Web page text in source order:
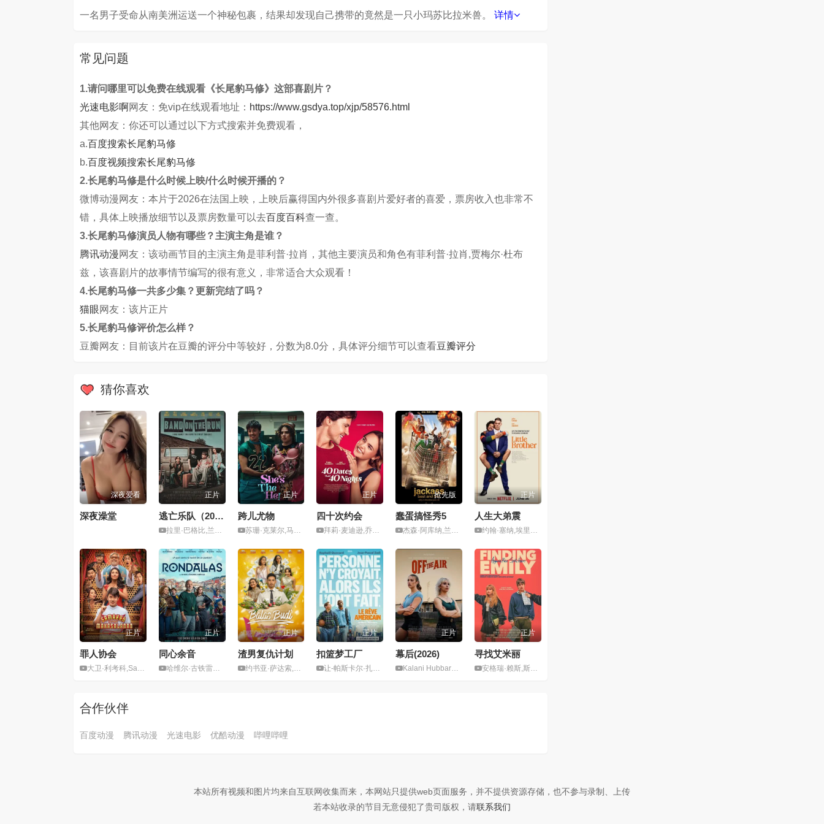
一名男子受命从南美洲运送一个神秘包裹，结果却发现自己携带的竟然是一只小玛苏比拉米兽。 详情
常见问题
1.请问哪里可以免费在线观看《长尾豹马修》这部喜剧片？
光速电影啊网友：免vip在线观看地址： https://www.gsdya.top/xjp/58576.html
其他网友：你还可以通过以下方式搜索并免费观看，
a.百度搜索长尾豹马修
b.百度视频搜索长尾豹马修
2.长尾豹马修是什么时候上映/什么时候开播的？
微博动漫网友：本片于2026在法国上映，上映后赢得国内外很多喜剧片爱好者的喜爱，票房收入也非常不
错，具体上映播放细节以及票房数量可以去百度百科查一查。
3.长尾豹马修演员人物有哪些？主演主角是谁？
腾讯动漫网友：该动画节目的主演主角是菲利普·拉肖，其他主要演员和角色有菲利普·拉肖,贾梅尔·杜布
兹，该喜剧片的故事情节编写的很有意义，非常适合大众观看！
4.长尾豹马修一共多少集？更新完结了吗？
猫眼网友：该片正片
5.长尾豹马修评价怎么样？
豆瓣网友：目前该片在豆瓣的评分中等较好，分数为8.0分，具体评分细节可以查看豆瓣评分
猜你喜欢
深夜爱看
深夜澡堂
正片
逃亡乐队（2026）
拉里·巴格比,兰登·塔维尼尔
正片
跨儿尤物
苏珊·克莱尔,马克·印第里凯托
正片
四十次约会
拜莉·麦迪逊,乔尔·考特尼,
抢先版
蠢蛋搞怪秀5
杰森·阿库纳,兰斯·邦斯,
正片
人生大弟震
约翰·塞纳,埃里克·安德烈
正片
罪人协会
大卫·利考科,Sanya Lopez
正片
同心余音
哈维尔·古铁雷斯,玛丽亚·巴斯克斯,朱迪思·费尔南德斯,
正片
渣男复仇计划
约书亚·萨达索,米歇尔·齐迪斯
正片
扣篮梦工厂
让-帕斯卡尔·扎迪,拉斐尔
正片
幕后(2026)
Kalani Hubbard,Jillian Lyle
正片
寻找艾米丽
安格瑞·赖斯,斯派克·费恩
合作伙伴
百度动漫 腾讯动漫 光速电影 优酷动漫 哔哩哔哩
本站所有视频和图片均来自互联网收集而来，本网站只提供web页面服务，并不提供资源存储，也不参与录制、上传
若本站收录的节目无意侵犯了贵司版权，请联系我们